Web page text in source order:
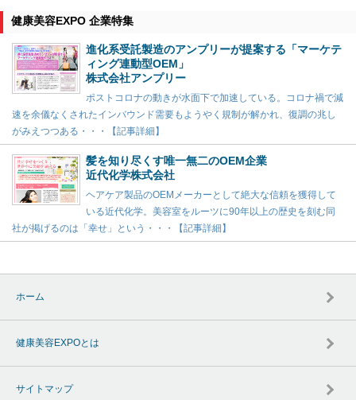
健康美容EXPO 企業特集
進化系受託製造のアンプリーが提案する「マーケテ
ィング連動型OEM」
株式会社アンプリー
ポストコロナの動きが水面下で加速している。コロナ禍で減
速を余儀なくされたインバウンド需要もようやく規制が解かれ、復調の兆し
がみえつつある・・・【記事詳細】
髪を知り尽くす唯一無二のOEM企業
近代化学株式会社
ヘアケア製品のOEMメーカーとして絶大な信頼を獲得して
いる近代化学。美容室をルーツに90年以上の歴史を刻む同
社が掲げるのは「幸せ」という・・・【記事詳細】
ホーム
健康美容EXPOとは
サイトマップ